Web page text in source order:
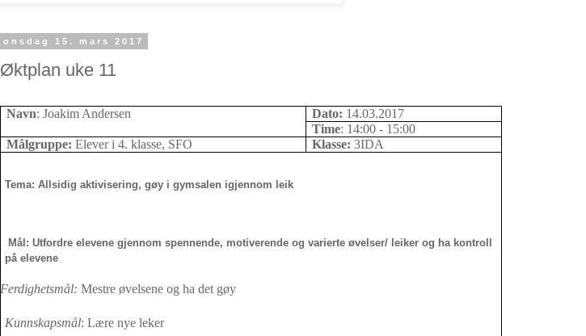
onsdag 15. mars 2017
Øktplan uke 11
Navn: Joakim Andersen Dato: 14.03.2017
Time: 14:00 - 15:00
Målgruppe: Elever i 4. klasse, SFO Klasse: 3IDA
Tema: Allsidig aktivisering, gøy i gymsalen igjennom leik
Mål: Utfordre elevene gjennom spennende, motiverende og varierte øvelser/ leiker og ha kontroll
på elevene
Ferdighetsmål: Mestre øvelsene og ha det gøy
Kunnskapsmål: Lære nye leker